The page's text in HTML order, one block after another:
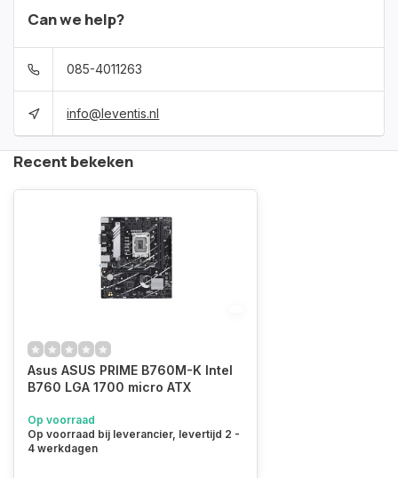
Can we help?
085-4011263
info@leventis.nl
Recent bekeken
Asus ASUS PRIME B760M-K Intel
B760 LGA 1700 micro ATX
Op voorraad
Op voorraad bij leverancier, levertijd 2 -
4 werkdagen